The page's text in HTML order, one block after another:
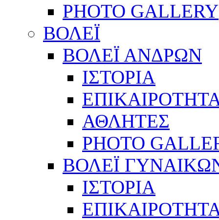
PHOTO GALLERY
ΒΟΛΕΪ
ΒΟΛΕΪ ΑΝΔΡΩΝ
ΙΣΤΟΡΙΑ
ΑΘΛΗΤΕΣ
PHOTO
ΒΟΛΕΪ
ΙΣΤΟΡΙΑ